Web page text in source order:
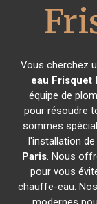
Vous cherchez
eau Frisquet
équipe de
pour résoudre
sommes
l'installation
Paris. Nous
pour vous
chauffe-eau.